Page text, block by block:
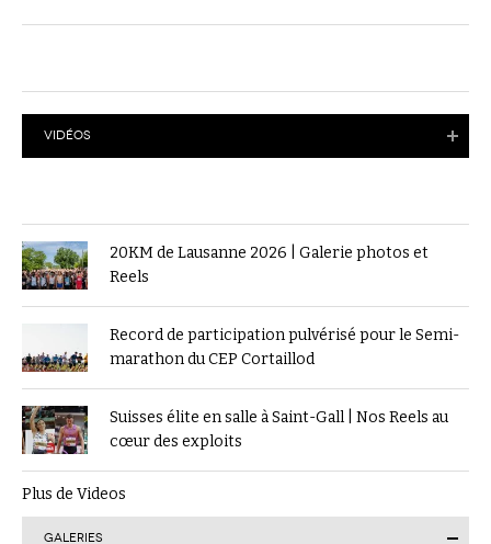
VIDÉOS
20KM de Lausanne 2026 | Galerie photos et
Reels
Record de participation pulvérisé pour le Semi-
marathon du CEP Cortaillod
Suisses élite en salle à Saint-Gall | Nos Reels au
cœur des exploits
Plus de Videos
GALERIES